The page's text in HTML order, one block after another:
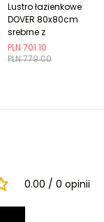
PLN 779.00
PLN 701.10
Lustro łazienkowe
DOVER 80x80cm
srebrne z
oświetleniem LED
0.00 0 opinii